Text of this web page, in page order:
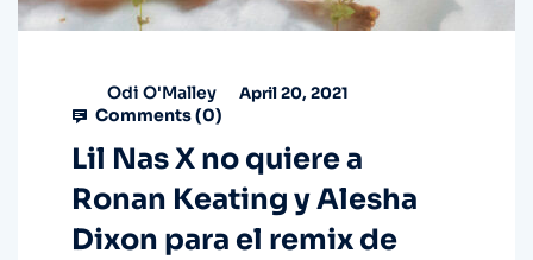
Odi O'Malley April 20, 2021
Comments (0)
Lil Nas X no quiere a
Ronan Keating y Alesha
Dixon para el remix de